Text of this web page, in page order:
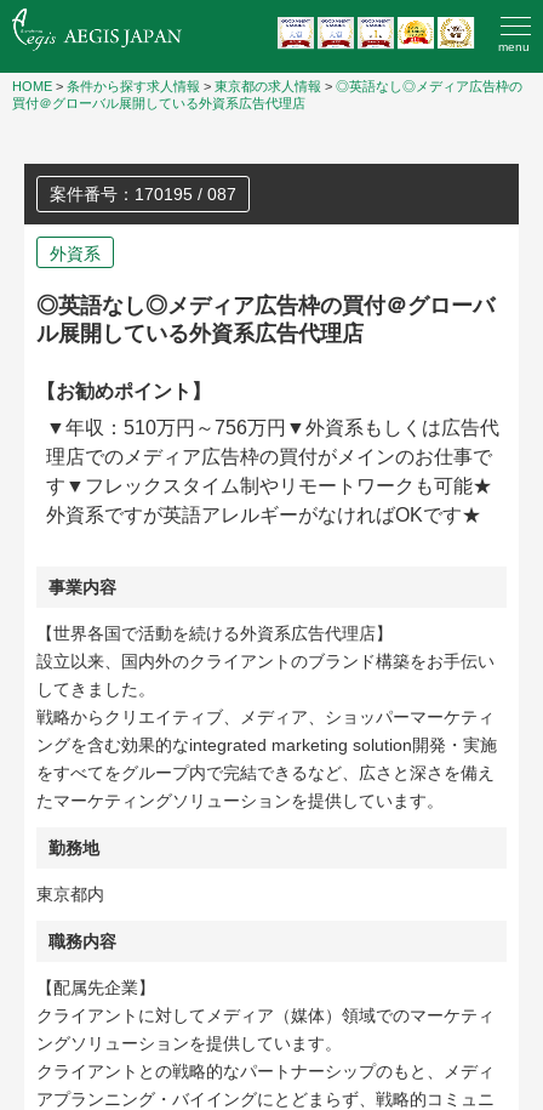
menu
HOME > 条件から探す求人情報 > 東京都の求人情報 > ◎英語なし◎メディア広告枠の
買付＠グローバル展開している外資系広告代理店
案件番号：170195 / 087
外資系
◎英語なし◎メディア広告枠の買付＠グローバ
ル展開している外資系広告代理店
【お勧めポイント】
▼年収：510万円～756万円▼外資系もしくは広告代
理店でのメディア広告枠の買付がメインのお仕事で
す▼フレックスタイム制やリモートワークも可能★
外資系ですが英語アレルギーがなければOKです★
事業内容
【世界各国で活動を続ける外資系広告代理店】
設立以来、国内外のクライアントのブランド構築をお手伝い
してきました。
戦略からクリエイティブ、メディア、ショッパーマーケティ
ングを含む効果的なintegrated marketing solution開発・実施
をすべてをグループ内で完結できるなど、広さと深さを備え
たマーケティングソリューションを提供しています。
勤務地
東京都内
職務内容
【配属先企業】
クライアントに対してメディア（媒体）領域でのマーケティ
ングソリューションを提供しています。
クライアントとの戦略的なパートナーシップのもと、メディ
アプランニング・バイイングにとどまらず、戦略的コミュニ